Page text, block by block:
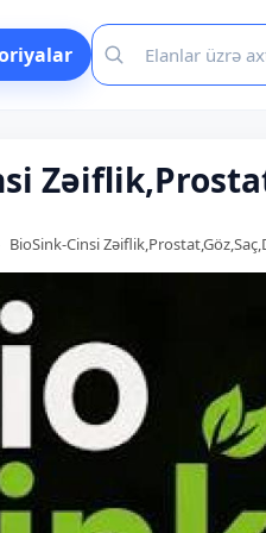
BioSink-Cinsi